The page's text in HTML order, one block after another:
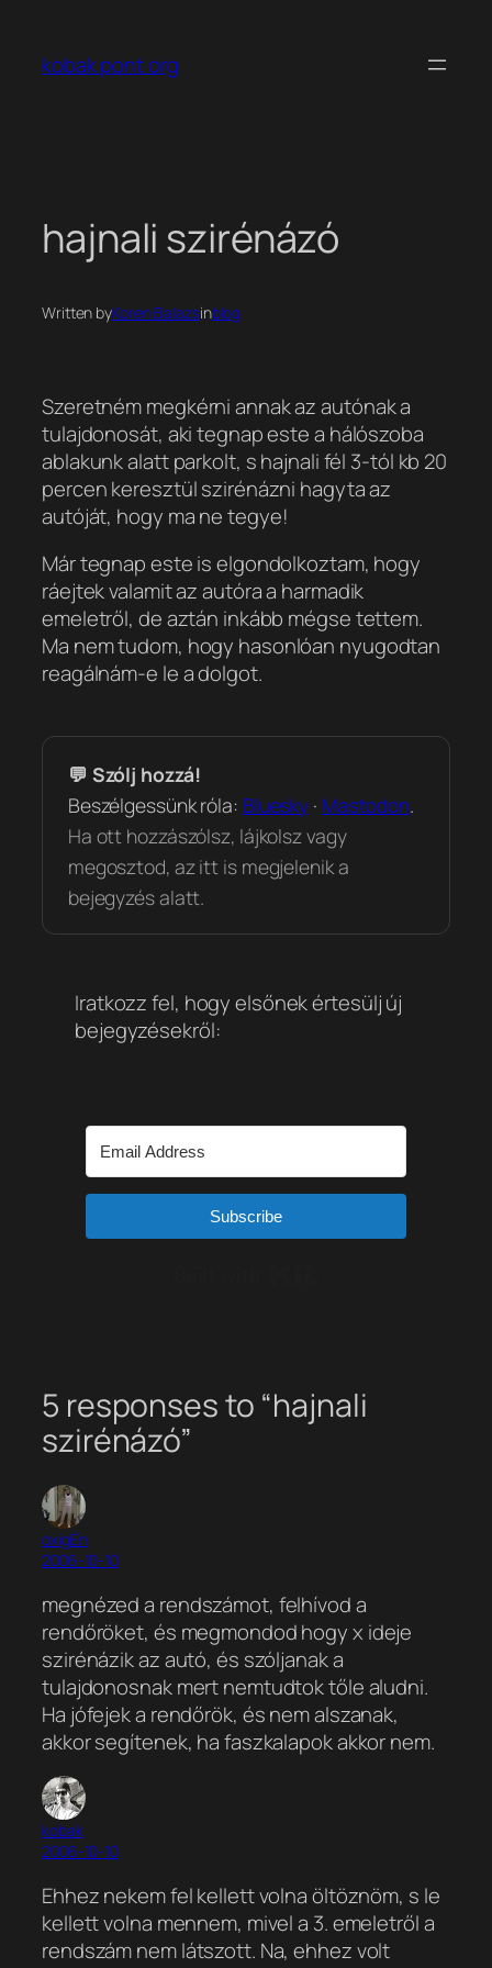
tartalomhoz
kobak pont org
hajnali szirénázó
Written byKoren Balazsinblog
Szeretném megkérni annak az autónak a
tulajdonosát, aki tegnap este a hálószoba
ablakunk alatt parkolt, s hajnali fél 3-tól kb 20
percen keresztül szirénázni hagyta az
autóját, hogy mane tegye!
Már tegnap este is elgondolkoztam, hogy
ráejtek valamit az autóra a harmadik
emeletről, de aztán inkább mégse tettem.
Ma nem tudom, hogy hasonlóan nyugodtan
reagálnám-e le a dolgot.
💬 Szólj hozzá!
Beszélgessünk róla: Bluesky · Mastodon.
Ha ott hozzászólsz, lájkolsz vagy
megosztod, az itt is megjelenik a
bejegyzés alatt.
Iratkozz fel, hogy elsőnek értesülj új
bejegyzésekről:
Subscribe
5 responses to “hajnali
szirénázó”
oxigÉn
2006-10-10
megnézed a rendszámot, felhívod a
rendőröket, és megmondod hogy x ideje
szirénázik az autó, és szóljanak a
tulajdonosnak mert nemtudtok tőle aludni.
Ha jófejek a rendőrök, és nem alszanak,
akkor segítenek, ha faszkalapok akkor nem.
kobak
2006-10-10
Ehhez nekem fel kellett volna öltöznöm, s le
kellett volna mennem, mivel a 3. emeletről a
rendszám nem látszott. Na, ehhez volt